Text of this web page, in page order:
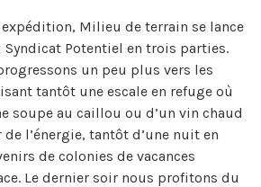
Milieu de terrain se lance
Syndicat Potentiel en trois parties.
un peu plus vers les
tantôt une escale en refuge où
soupe au caillou ou d’un vin chaud
l’énergie, tantôt d’une nuit en
de colonies de vacances
Le dernier soir nous profitons du